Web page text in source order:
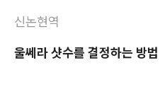
신논현역
울쎄라 샷수를 결정하는 방법